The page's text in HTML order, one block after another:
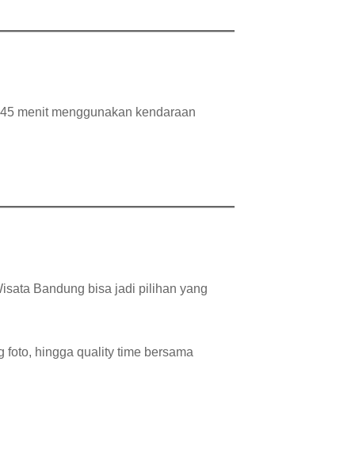
menit menggunakan kendaraan
Bandung bisa jadi pilihan yang
foto, hingga quality time bersama